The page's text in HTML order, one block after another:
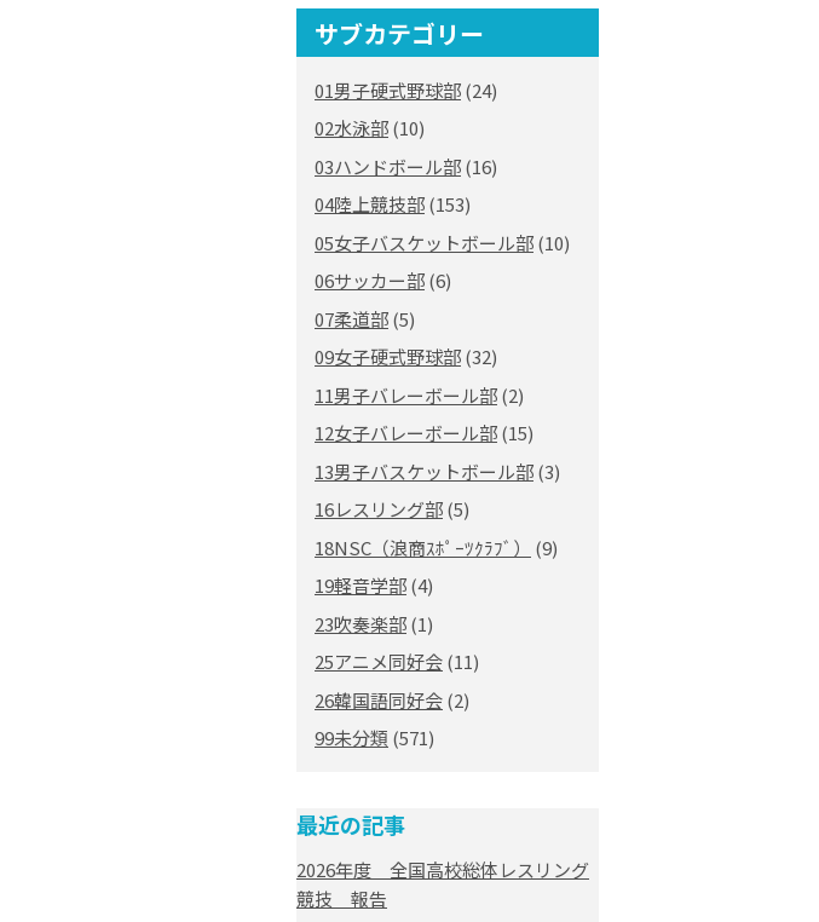
サブカテゴリー
01男子硬式野球部(24)
02水泳部(10)
03ハンドボール部(16)
04陸上競技部(153)
05女子バスケットボール部(10)
06サッカー部(6)
07柔道部(5)
09女子硬式野球部(32)
11男子バレーボール部(2)
12女子バレーボール部(15)
13男子バスケットボール部(3)
16レスリング部(5)
18NSC（浪商ｽﾎﾟｰﾂｸﾗﾌﾞ）
(9)
19軽音学部(4)
23吹奏楽部(1)
25アニメ同好会(11)
26韓国語同好会(2)
99未分類 (571)
最近の記事
2026年度 全国高校総体レスリング
競技 報告